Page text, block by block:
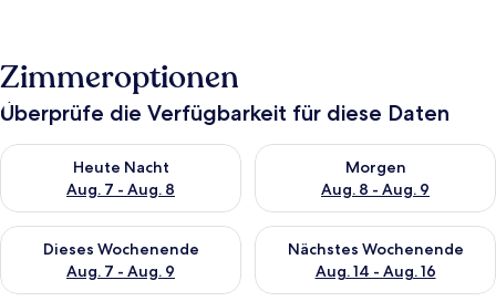
Zimmeroptionen
Überprüfe die Verfügbarkeit für diese Daten
Heute Nacht
Aug. 7 - Aug. 8
Überprüfe die Verfügbarkeit für heute Nacht, Aug. 7 - Aug. 8.
Morgen
Aug. 8 - Aug. 9
Überprüfe die Verfügbarkeit
Dieses Wochenende
Aug. 7 - Aug. 9
Überprüfe die Verfügbarkeit für dieses Wochenende, Aug. 7
Nächstes Wochenende
Aug. 14 - Aug. 16
Überprüfe die Verfügbarkeit